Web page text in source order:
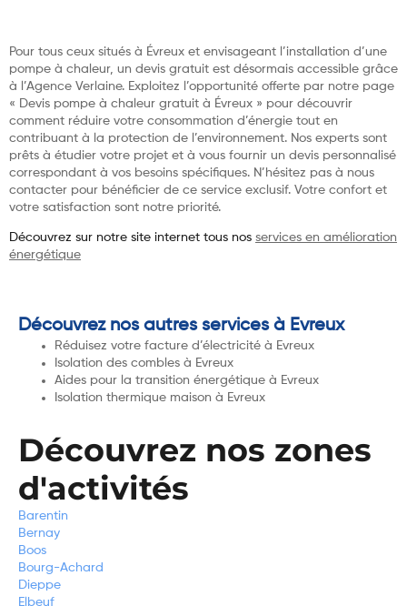
Pour tous ceux situés à Évreux et envisageant l’installation d’une
pompe à chaleur, un devis gratuit est désormais accessible grâce
à l’Agence Verlaine. Exploitez l’opportunité offerte par notre page
« Devis pompe à chaleur gratuit à Évreux » pour découvrir
comment réduire votre consommation d’énergie tout en
contribuant à la protection de l’environnement. Nos experts sont
prêts à étudier votre projet et à vous fournir un devis personnalisé
correspondant à vos besoins spécifiques. N’hésitez pas à nous
contacter pour bénéficier de ce service exclusif. Votre confort et
votre satisfaction sont notre priorité.
Découvrez sur notre site internet tous nos services en amélioration
énergétique
Découvrez nos autres services à Evreux
Réduisez votre facture d’électricité à Evreux
Isolation des combles à Evreux
Aides pour la transition énergétique à Evreux
Isolation thermique maison à Evreux
Découvrez nos zones
d'activités
Barentin
Bernay
Boos
Bourg-Achard
Dieppe
Elbeuf